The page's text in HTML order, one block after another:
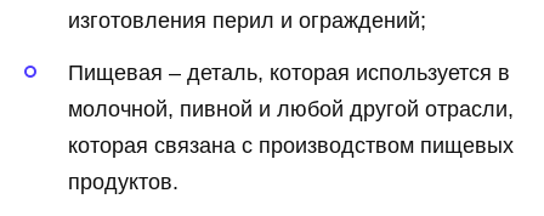
изготовления перил и ограждений;
Пищевая – деталь, которая используется в
молочной, пивной и любой другой отрасли,
которая связана с производством пищевых
продуктов.